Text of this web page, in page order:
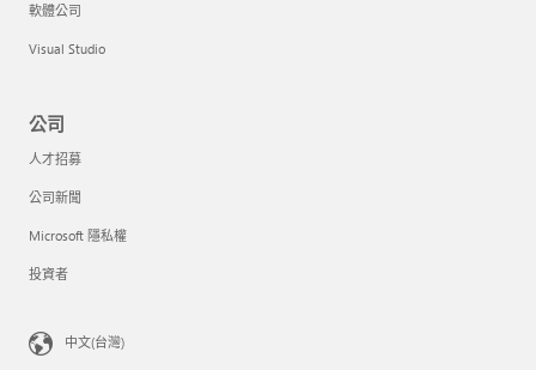
軟體公司
Visual Studio
公司
人才招募
公司新聞
Microsoft 隱私權
投資者
中文(台灣)